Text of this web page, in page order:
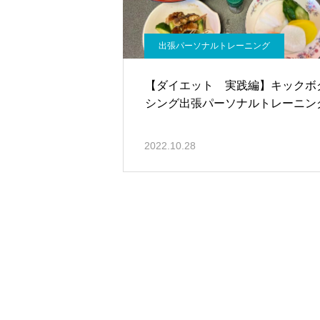
出張パーソナルトレーニング
【ダイエット 実践編】キックボ
シング出張パーソナルトレーニン
2022.10.28